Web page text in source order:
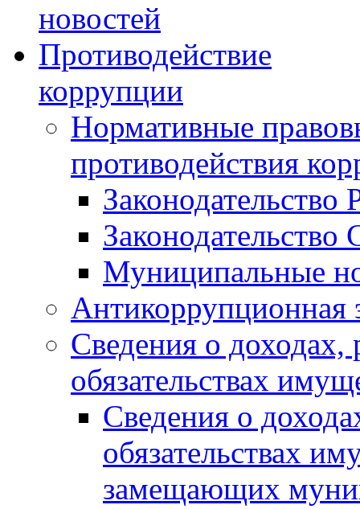
новостей
Противодействие
коррупции
Нормативные
противодействия
Законодательство
Муниципальные
Антикоррупционная
Сведения о доходах,
обязательствах
Сведения о
обязательствах
замещающих